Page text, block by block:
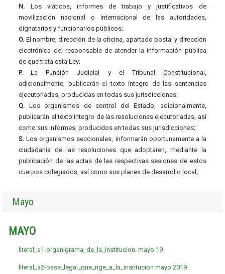
N. Los viáticos, informes de trabajo y justificativos de
movilización nacional o internacional de las autoridades,
dignatarios y funcionarios públicos;
O. El nombre, dirección de la oficina, apartado postal y dirección
electrónica del responsable de atender la información pública
de que trata esta Ley;
P. La Función Judicial y el Tribunal Constitucional,
adicionalmente, publicarán el texto íntegro de las sentencias
ejecutoriadas, producidas en todas sus jurisdicciones;
Q. Los organismos de control del Estado, adicionalmente,
publicarán el texto íntegro de las resoluciones ejecutoriadas, así
como sus informes, producidos en todas sus jurisdicciones;
S. Los organismos seccionales, informarán oportunamente a la
ciudadanía de las resoluciones que adoptaren, mediante la
publicación de las actas de las respectivas sesiones de estos
cuerpos colegiados, así como sus planes de desarrollo local;
Mayo
MAYO
literal_a1-organigrama_de_la_institucion. mayo 19
literal_a2-base_legal_que_rige_a_la_institucion mayo 2019